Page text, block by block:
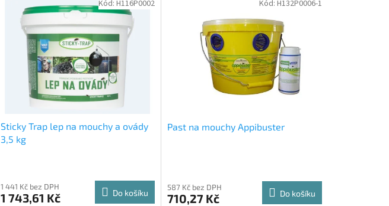
Sticky Trap lep na mouchy a ovády
3,5 kg
1 441 Kč bez DPH
1 743,61 Kč Do košíku
Kód: H116P0002
Past na mouchy Appibuster
587 Kč bez DPH
710,27 Kč Do košíku
Kód: H132P0006-1